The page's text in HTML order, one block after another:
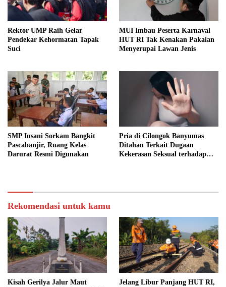
Rektor UMP Raih Gelar
Pendekar Kehormatan Tapak
Suci
MUI Imbau Peserta Karnaval
HUT RI Tak Kenakan Pakaian
Menyerupai Lawan Jenis
SMP Insani Sorkam Bangkit
Pascabanjir, Ruang Kelas
Darurat Resmi Digunakan
Pria di Cilongok Banyumas
Ditahan Terkait Dugaan
Kekerasan Seksual terhadap
Rekomendasi untuk kamu
Kisah Gerilya Jalur Maut
Jelang Libur Panjang HUT RI,